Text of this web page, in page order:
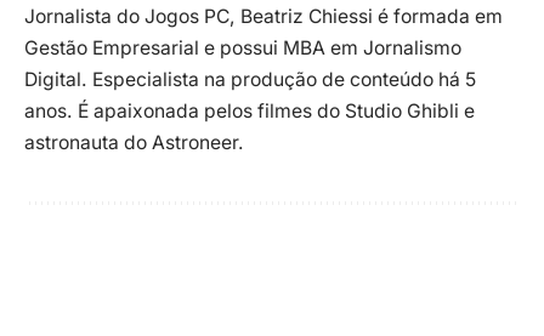
Jornalista do Jogos PC, Beatriz Chiessi é formada em
Gestão Empresarial e possui MBA em Jornalismo
Digital. Especialista na produção de conteúdo há 5
anos. É apaixonada pelos filmes do Studio Ghibli e
astronauta do Astroneer.